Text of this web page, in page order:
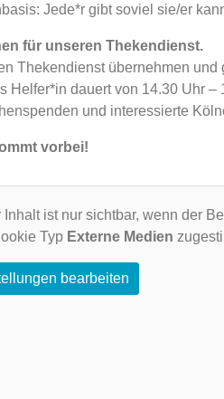
Jede*r gibt soviel sie/er
für unseren Thekendienst.
Thekendienst übernehmen
Helfer*in dauert von 14.30 Uhr –
und interessierte
vorbei!
Inhalt ist nur sichtbar, wenn der
Typ Externe Medien
bearbeiten